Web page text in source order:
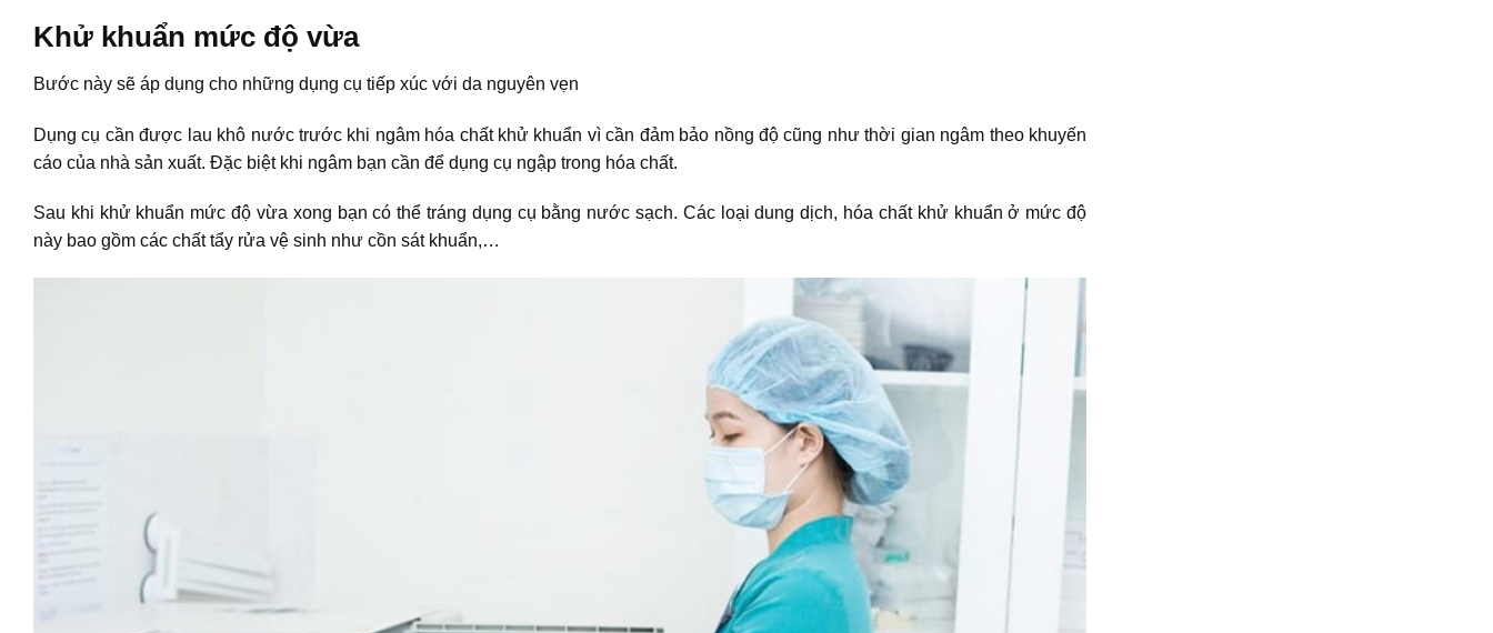
Khử khuẩn mức độ vừa
Bước này sẽ áp dụng cho những dụng cụ tiếp xúc với da nguyên vẹn
Dụng cụ cần được lau khô nước trước khi ngâm hóa chất khử khuẩn vì cần đảm bảo nồng độ cũng như thời gian ngâm theo khuyến
cáo của nhà sản xuất. Đặc biệt khi ngâm bạn cần để dụng cụ ngập trong hóa chất.
Sau khi khử khuẩn mức độ vừa xong bạn có thể tráng dụng cụ bằng nước sạch. Các loại dung dịch, hóa chất khử khuẩn ở mức độ
này bao gồm các chất tẩy rửa vệ sinh như cồn sát khuẩn,…